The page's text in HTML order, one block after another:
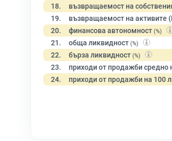
18. възвращаемост на
19. възвращаемост на активите
20. финансова автономност (%)
21. обща ликвидност (%)
22. бърза ликвидност (%)
23. приходи от продажби средно
24. приходи от продажби на 100